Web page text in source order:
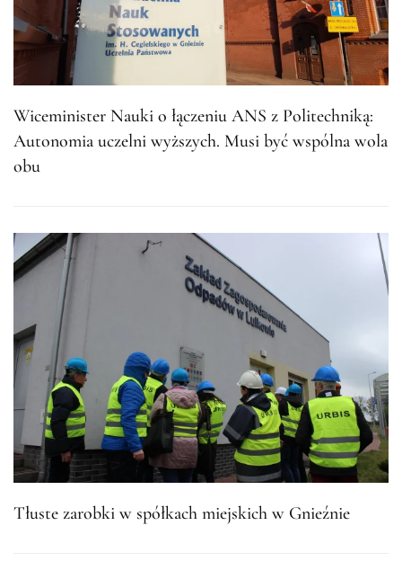
Wiceminister Nauki o łączeniu ANS z Politechniką:
Autonomia uczelni wyższych. Musi być wspólna wola
obu
Tłuste zarobki w spółkach miejskich w Gnieźnie